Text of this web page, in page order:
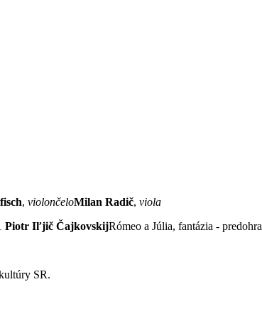
, violončeloMilan Radič, viola
Piotr Iľjič ČajkovskijRómeo a Júlia, fantázia - predohra
SR.